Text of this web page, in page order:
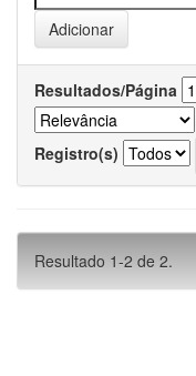
Resultados/Página
Registro(s)
Resultado 1-2 de 2.